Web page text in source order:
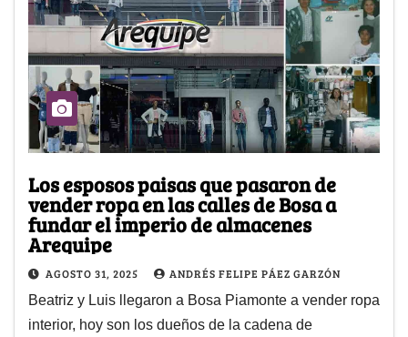
Los esposos paisas que pasaron de
vender ropa en las calles de Bosa a
fundar el imperio de almacenes
Arequipe
AGOSTO 31, 2025 ANDRÉS FELIPE PÁEZ GARZÓN
Beatriz y Luis llegaron a Bosa Piamonte a vender ropa
interior, hoy son los dueños de la cadena de